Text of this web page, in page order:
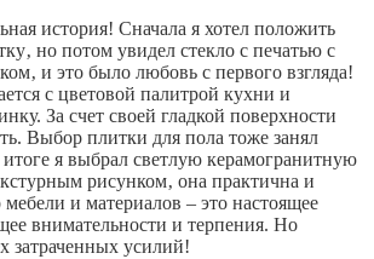
история! Сначала я хотел положить
но потом увидел стекло с печатью с
и это было любовь с первого взгляда!
с цветовой палитрой кухни и
За счет своей гладкой поверхности
Выбор плитки для пола тоже занял
я выбрал светлую керамогранитную
рисунком‚ она практична и
и материалов – это настоящее
внимательности и терпения. Но
затраченных усилий!